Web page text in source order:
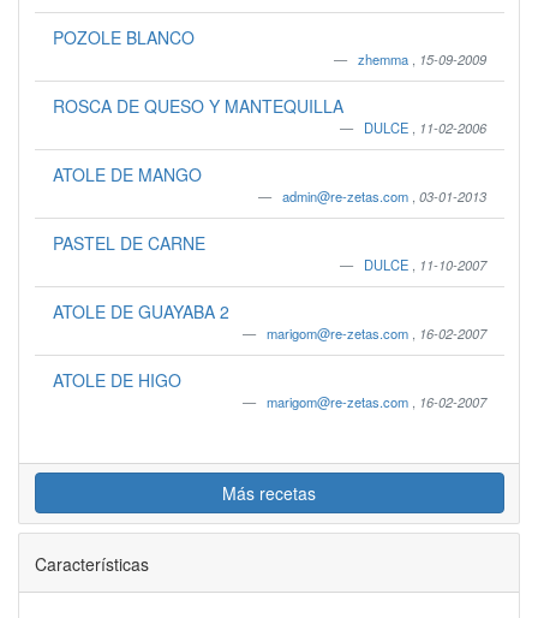
POZOLE BLANCO
zhemma 15-09-2009
ROSCA DE QUESO Y MANTEQUILLA
DULCE 11-02-2006
ATOLE DE MANGO
admin@re-zetas.com 03-01-2013
PASTEL DE CARNE
DULCE 11-10-2007
ATOLE DE GUAYABA 2
marigom@re-zetas.com 16-02-2007
ATOLE DE HIGO
marigom@re-zetas.com 16-02-2007
Más recetas
Características